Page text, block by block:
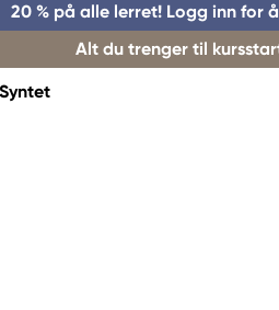
20 % på alle lerret! Logg inn for
Alt du trenger til